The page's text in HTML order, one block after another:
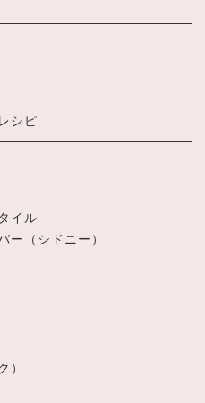
シピ
イル
ー（シドニー）
）